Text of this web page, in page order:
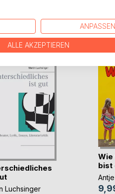
TITEL BEI
Luchsinger
Wie
bist
ANPASSEN
ALLE AKZEPTIEREN